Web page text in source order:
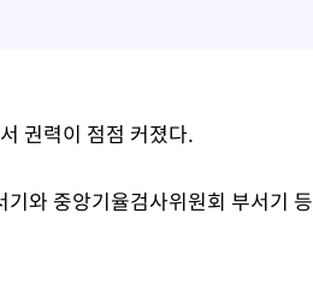
권력이 점점 커졌다.
와 중앙기율검사위원회 부서기 등